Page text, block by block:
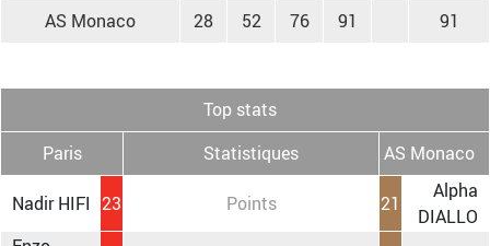
AS Monaco
28 52 76 91 91
Top stats
Paris
Statistiques AS Monaco
Nadir HIFI 23 Points 21
Alpha
DIALLO